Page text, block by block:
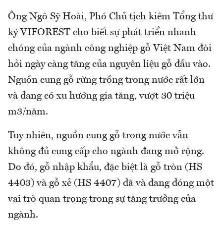
Ông Ngô Sỹ Hoài, Phó Chủ tịch kiêm Tổng thư
ký VIFOREST cho biết sự phát triển nhanh
chóng của ngành công nghiệp gỗ Việt Nam đòi
hỏi ngày càng tăng của nguyên liệu gỗ đầu vào.
Nguồn cung gỗ rừng trồng trong nước rất lớn
và đang có xu hướng gia tăng, vượt 30 triệu
m3/năm.
Tuy nhiên, nguồn cung gỗ trong nước vẫn
không đủ cung cấp cho ngành đang mở rộng.
Do đó, gỗ nhập khẩu, đặc biệt là gỗ tròn (HS
4403) và gỗ xẻ (HS 4407) đã và đang đóng một
vai trò quan trọng trong sự tăng trưởng của
ngành.